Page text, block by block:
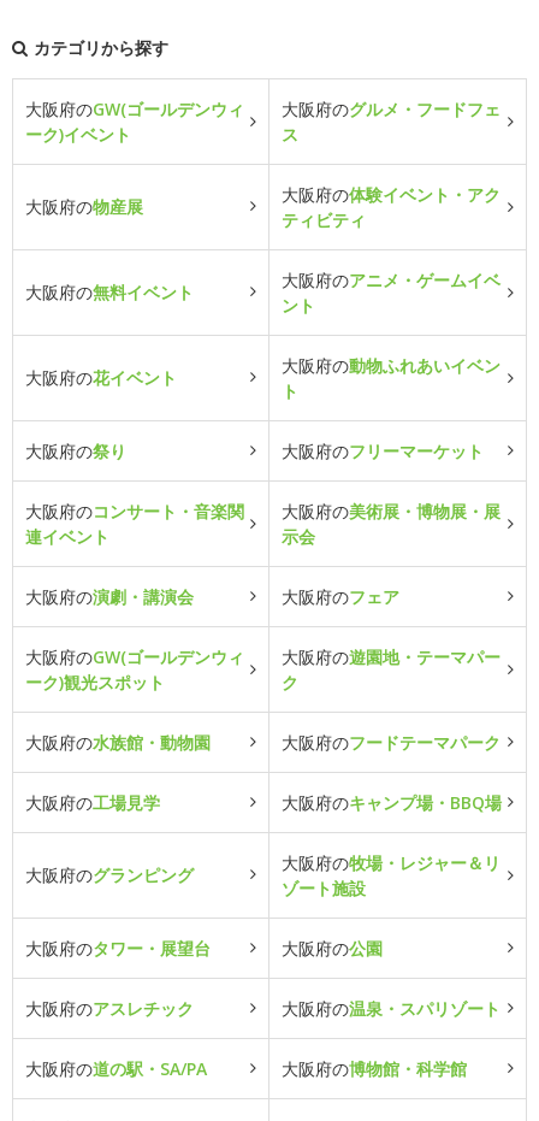
カテゴリから探す
大阪府のGW(ゴールデンウィ
ーク)イベント
大阪府のグルメ・フードフェ
ス
大阪府の物産展
大阪府の体験イベント・アク
ティビティ
大阪府の無料イベント
大阪府のアニメ・ゲームイベ
ント
大阪府の花イベント
大阪府の動物ふれあいイベン
ト
大阪府の祭り 大阪府のフリーマーケット
大阪府のコンサート・音楽関
連イベント
大阪府の美術展・博物展・展
示会
大阪府の演劇・講演会 大阪府のフェア
大阪府のGW(ゴールデンウィ
ーク)観光スポット
大阪府の遊園地・テーマパー
ク
大阪府の水族館・動物園 大阪府のフードテーマパーク
大阪府の工場見学 大阪府のキャンプ場・BBQ場
大阪府のグランピング
大阪府の牧場・レジャー＆リ
ゾート施設
大阪府のタワー・展望台 大阪府の公園
大阪府のアスレチック 大阪府の温泉・スパリゾート
大阪府の道の駅・SA/PA 大阪府の博物館・科学館